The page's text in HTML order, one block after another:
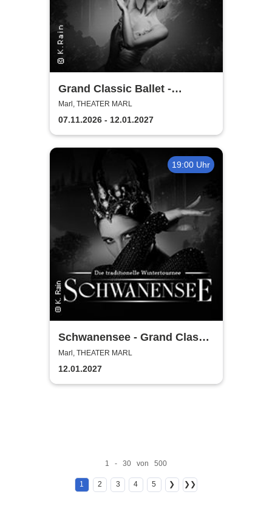
Grand Classic Ballet -
Schwanensee - Jenseits der
Bühne mit live Streichquartett
Marl, THEATER MARL
07.11.2026 - 12.01.2027
19:00 Uhr
Schwanensee - Grand Classic
Ballet - Die traditionelle
Wintertournee
Marl, THEATER MARL
12.01.2027
1 - 30 von 500
1 2 3 4 5 ❯ ❯❯